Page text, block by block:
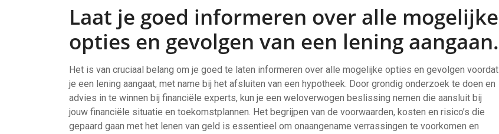
Laat je goed informeren over alle mogelijke
opties en gevolgen van een lening aangaan.
Het is van cruciaal belang om je goed te laten informeren over alle mogelijke opties en gevolgen voordat
je een lening aangaat, met name bij het afsluiten van een hypotheek. Door grondig onderzoek te doen en
advies in te winnen bij financiële experts, kun je een weloverwogen beslissing nemen die aansluit bij
jouw financiële situatie en toekomstplannen. Het begrijpen van de voorwaarden, kosten en risico’s die
gepaard gaan met het lenen van geld is essentieel om onaangename verrassingen te voorkomen en